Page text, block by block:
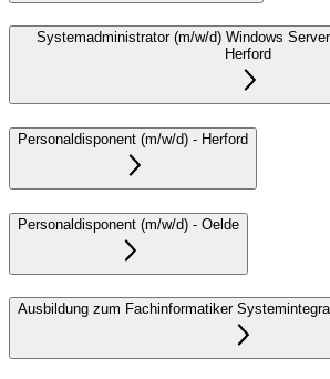
Systemadministrator (m/w/d) Windows
Herford
Personaldisponent (m/w/d) - Herford
Personaldisponent (m/w/d) - Oelde
Ausbildung zum Fachinformatiker